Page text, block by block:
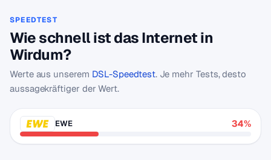
SPEEDTEST
Wie schnell ist das Internet in
Wirdum?
Werte aus unserem DSL-Speedtest. Je mehr Tests, desto
aussagekräftiger der Wert.
EWE 34%